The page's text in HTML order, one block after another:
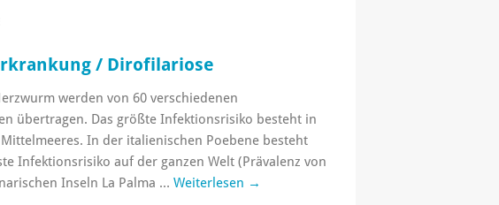
/ Dirofilariose
werden von 60 verschiedenen
übertragen. Das größte Infektionsrisiko besteht in
In der italienischen Poebene besteht
Infektionsrisiko auf der ganzen Welt (Prävalenz von
Inseln La Palma … Weiterlesen →